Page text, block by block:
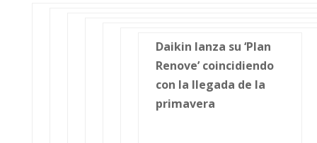
Daikin lanza su ‘Plan
Renove’ coincidiendo
con la llegada de la
primavera